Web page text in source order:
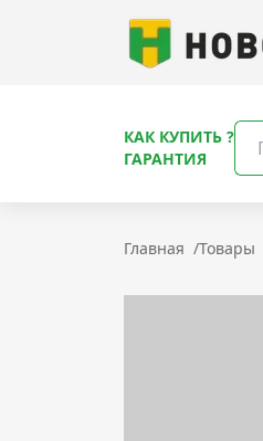
КАК КУПИТЬ ?
ГАРАНТИЯ
Главная /Товары